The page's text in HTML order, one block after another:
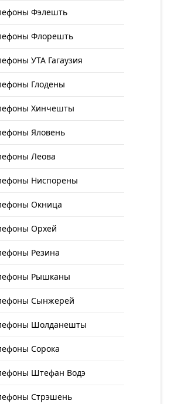
Фэлешть
Флорешть
УТА Гагаузия
Глодены
Хинчешты
Яловень
Леова
Ниспорены
Окница
Орхей
Резина
Рышканы
Сынжерей
Шолданешты
Сорока
Штефан Водэ
Стрэшень